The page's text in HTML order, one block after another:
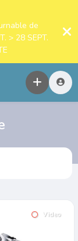
de
> 28 SEPT.
Video